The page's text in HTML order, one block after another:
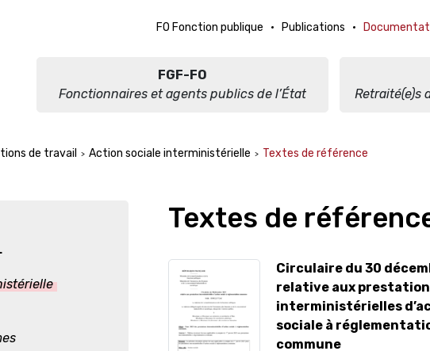
FO Fonction publique Publications
FGF-FO
Fonctionnaires et agents publics de l’État
Retraité(e)s
de travail Action sociale interministérielle Textes de référence
Textes de
Circulaire du 30
relative aux
interministérielles
sociale à
commune